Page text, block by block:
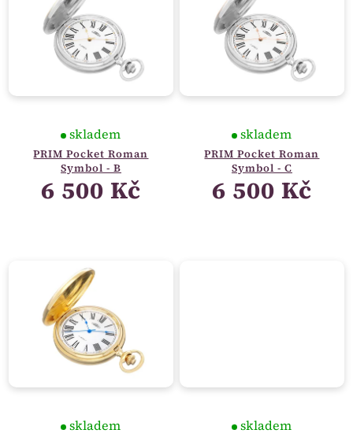
PRIM Pocket Roman
Symbol - B
skladem
6 500 Kč
PRIM Pocket Roman
Symbol - C
skladem
6 500 Kč
skladem skladem